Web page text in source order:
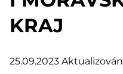
KRAJ
25.09.2023